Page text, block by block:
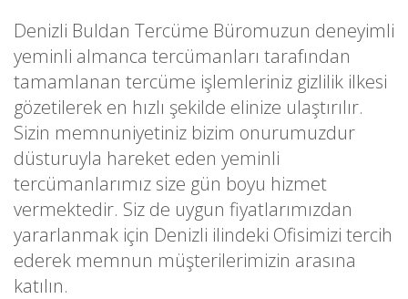
Denizli Buldan Tercüme Büromuzun deneyimli
yeminli almanca tercümanları tarafından
tamamlanan tercüme işlemleriniz gizlilik ilkesi
gözetilerek en hızlı şekilde elinize ulaştırılır.
Sizin memnuniyetiniz bizim onurumuzdur
düsturuyla hareket eden yeminli
tercümanlarımız size gün boyu hizmet
vermektedir. Siz de uygun fiyatlarımızdan
yararlanmak için Denizli ilindeki Ofisimizi tercih
ederek memnun müşterilerimizin arasına
katılın.